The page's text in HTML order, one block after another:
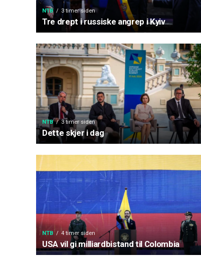
NTB 3 timer siden
Tre drept i russiske angrep i Kyiv
NTB 3 timer siden
Dette skjer i dag
NTB 4 timer siden
USA vil gi milliardbistand til Colombia